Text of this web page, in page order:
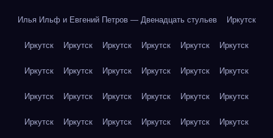
Илья Ильф и Евгений Петров — Двенадцать стульев Иркутск
Иркутск Иркутск Иркутск Иркутск Иркутск Иркутск
Иркутск Иркутск Иркутск Иркутск Иркутск Иркутск
Иркутск Иркутск Иркутск Иркутск Иркутск Иркутск
Иркутск Иркутск Иркутск Иркутск Иркутск Иркутск